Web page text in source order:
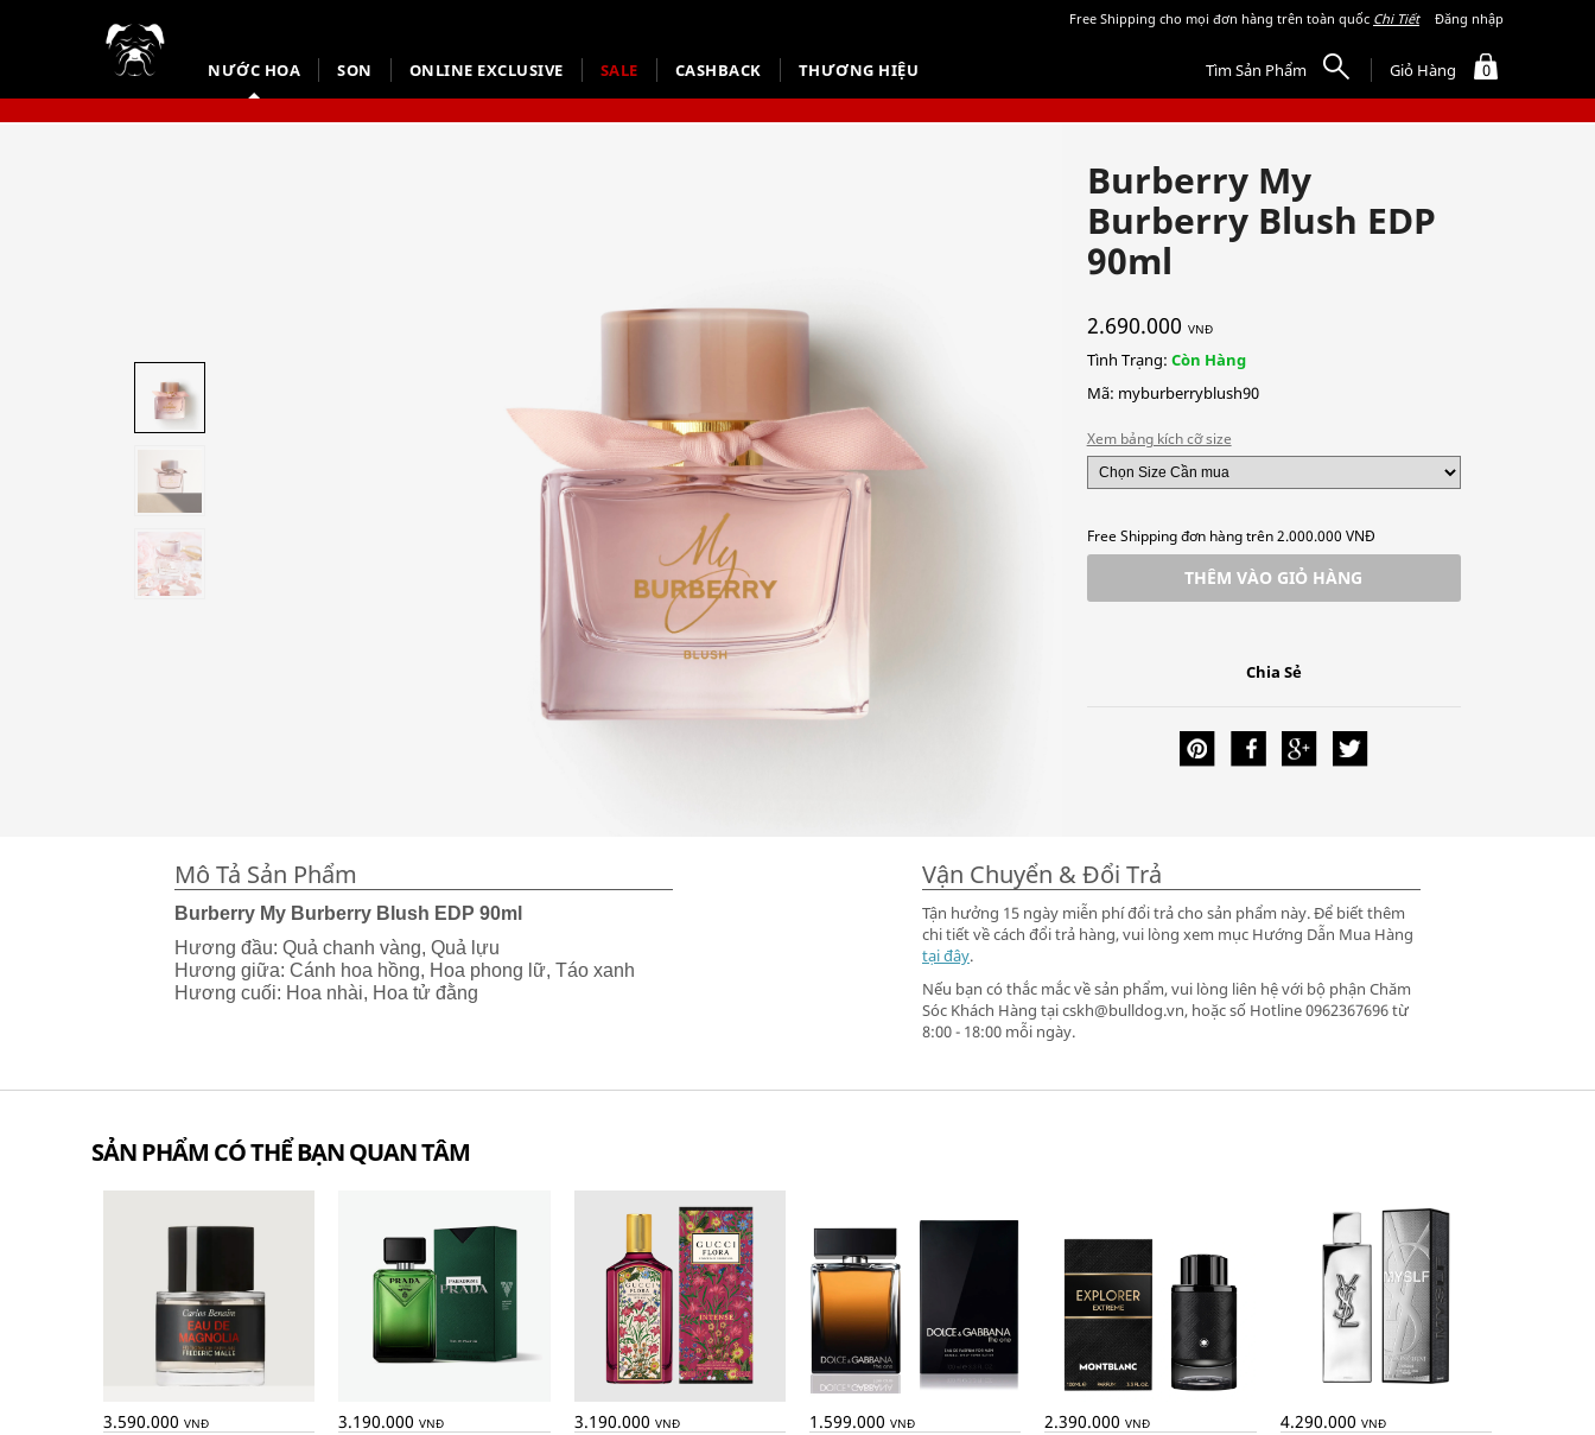
NƯỚC HOA SON ONLINE EXCLUSIVE SALE CASHBACK THƯƠNG HIỆU Tìm Sản Phẩm Giỏ Hàng 0
Free Shipping cho mọi đơn hàng trên toàn quốc Chi Tiết Đăng nhập
Burberry My
Burberry Blush EDP
90ml
2.690.000 VNĐ
Tình Trạng: Còn Hàng
Mã: myburberryblush90
Xem bảng kích cỡ size
Free Shipping đơn hàng trên 2.000.000 VNĐ
THÊM VÀO GIỎ HÀNG
Chia Sẻ
Mô Tả Sản Phẩm
Burberry My Burberry Blush EDP 90ml
Hương đầu: Quả chanh vàng, Quả lựu
Hương giữa: Cánh hoa hồng, Hoa phong lữ, Táo xanh
Hương cuối: Hoa nhài, Hoa tử đằng
Vận Chuyển & Đổi Trả
Tận hưởng 15 ngày miễn phí đổi trả cho sản phẩm này. Để biết thêm
chi tiết về cách đổi trả hàng, vui lòng xem mục Hướng Dẫn Mua Hàng
tại đây.
Nếu bạn có thắc mắc về sản phẩm, vui lòng liên hệ với bộ phận Chăm
Sóc Khách Hàng tại cskh@bulldog.vn, hoặc số Hotline 0962367696 từ
8:00 - 18:00 mỗi ngày.
SẢN PHẨM CÓ THỂ BẠN QUAN TÂM
3.590.000 VNĐ 3.190.000VNĐ 3.190.000 VNĐ 1.599.000 VNĐ 2.390.000VNĐ 4.290.000 VNĐ